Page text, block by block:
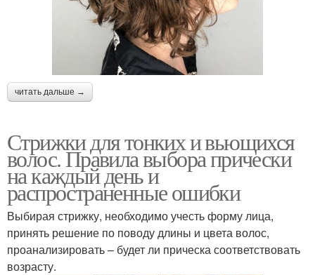
читать дальше →
Стрижки для тонких и вьющихся
волос. Правила выбора прически
на каждый день и
распространенные ошибки
Выбирая стрижку, необходимо учесть форму лица,
принять решение по поводу длины и цвета волос,
проанализировать – будет ли прическа соответствовать
возрасту.